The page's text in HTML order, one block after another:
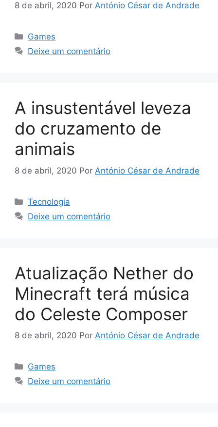
8 de abril, 2020 Por António César de Andrade
Categorias
Games
Deixe um comentário
A insustentável leveza
do cruzamento de
animais
8 de abril, 2020 Por António César de Andrade
Categorias
Tecnologia
Deixe um comentário
Atualização Nether do
Minecraft terá música
do Celeste Composer
8 de abril, 2020 Por António César de Andrade
Categorias
Games
Deixe um comentário